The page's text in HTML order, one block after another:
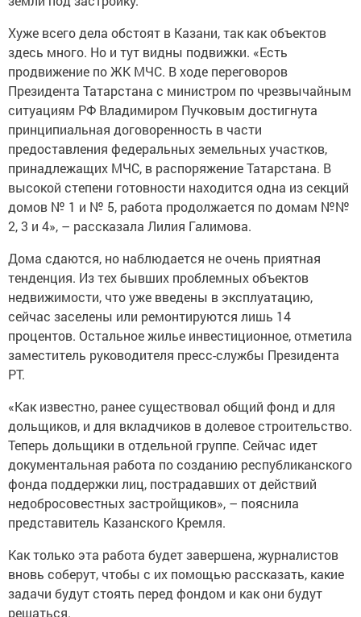
Хуже всего дела обстоят в Казани, так как объектов
здесь много. Но и тут видны подвижки. «Есть
продвижение по ЖК МЧС. В ходе переговоров
Президента Татарстана с министром по чрезвычайным
ситуациям РФ Владимиром Пучковым достигнута
принципиальная договоренность в части
предоставления федеральных земельных участков,
принадлежащих МЧС, в распоряжение Татарстана. В
высокой степени готовности находится одна из секций
домов № 1 и № 5, работа продолжается по домам №№
2, 3 и 4», – рассказала Лилия Галимова.
Дома сдаются, но наблюдается не очень приятная
тенденция. Из тех бывших проблемных объектов
недвижимости, что уже введены в эксплуатацию,
сейчас заселены или ремонтируются лишь 14
процентов. Остальное жилье инвестиционное, отметила
заместитель руководителя пресс-службы Президента
РТ.
«Как известно, ранее существовал общий фонд и для
дольщиков, и для вкладчиков в долевое строительство.
Теперь дольщики в отдельной группе. Сейчас идет
документальная работа по созданию республиканского
фонда поддержки лиц, пострадавших от действий
недобросовестных застройщиков», – пояснила
представитель Казанского Кремля.
Как только эта работа будет завершена, журналистов
вновь соберут, чтобы с их помощью рассказать, какие
задачи будут стоять перед фондом и как они будут
решаться.